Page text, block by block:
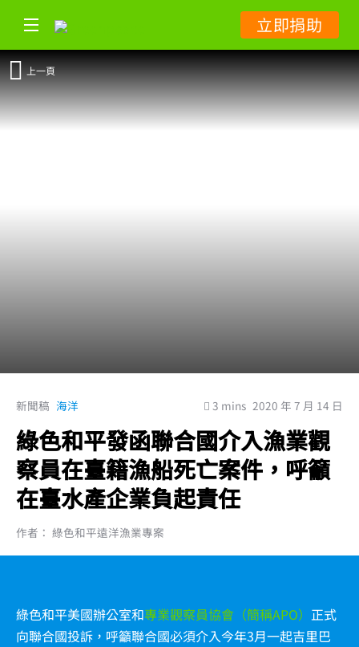
立即捐助
上一頁
新聞稿 海洋 3 mins 2020 年 7 月 14 日
綠色和平發函聯合國介入漁業觀
察員在臺籍漁船死亡案件，呼籲
在臺水產企業負起責任
作者： 綠色和平遠洋漁業專案
綠色和平美國辦公室和專業觀察員協會（簡稱APO） 正式
向聯合國投訴，呼籲聯合國必須介入今年3月一起吉里巴